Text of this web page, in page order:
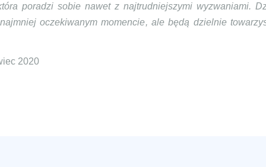
poradzi sobie nawet z najtrudniejszymi wyzwaniami.
oczekiwanym momencie, ale będą dzielnie
2020